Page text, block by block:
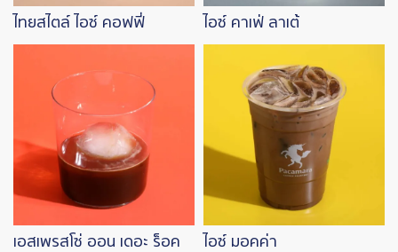
ไทยสไตล์ ไอซ์ คอฟฟี่
ไอซ์ คาเฟ่ ลาเต้
เอสเพรสโซ่ ออน เดอะ ร็อค ไอซ์ มอคค่า